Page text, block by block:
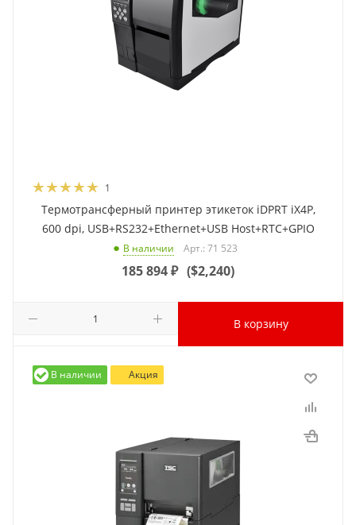
1
Термотрансферный принтер этикеток iDPRT iX4P,
600 dpi, USB+RS232+Ethernet+USB Host+RTC+GPIO
В наличии Арт.: 71 523
185 894₽ ($2,240)
В корзину
В наличии Акция